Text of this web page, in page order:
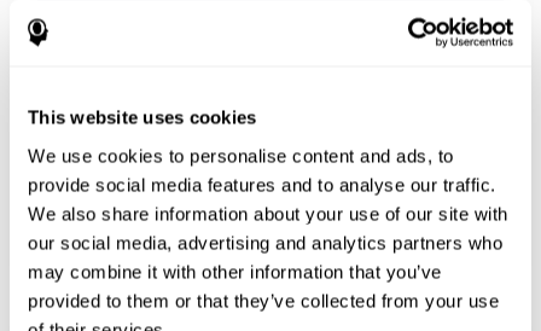
This website uses cookies
We use cookies to personalise content and ads, to
provide social media features and to analyse our traffic.
We also share information about your use of our site with
our social media, advertising and analytics partners who
may combine it with other information that you’ve
provided to them or that they’ve collected from your use
לדרישות התעבורה המשתנות לאורך היום, מה
שאומר שנוכל לספק בצורה חלקה לתת
AWS לא רק מספקת לנו כלים נפלאים ליצירת
תוכנית אחסון נתונים רבת עוצמה, יעילה וגמישה,
אלא הודות ל-WAF (Web Application Firewall)
של אמזון, אנו יכולים להבטיח שיישומי האינטרנט
שלנו בטוחים מאיומים מקוונים.